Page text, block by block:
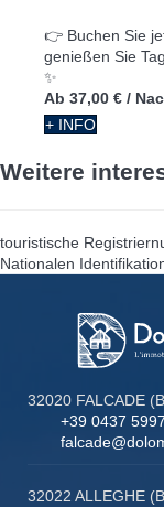
👉 Buchen Sie
genießen Sie
✨
Ab 37,00 € /
+ INFO
Weitere
touristische
Nationalen
32020 FALCADE
+39 0437
32022 ALLEGHE